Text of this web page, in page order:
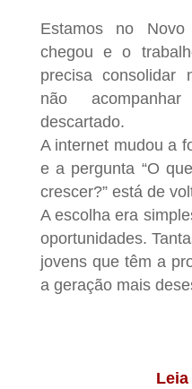
Estamos no
chegou e o
precisa consolidar
não
descartado.
A internet mudou a
e a pergunta “O
crescer?” está de
A escolha era
oportunidades.
jovens que têm a
a geração mais